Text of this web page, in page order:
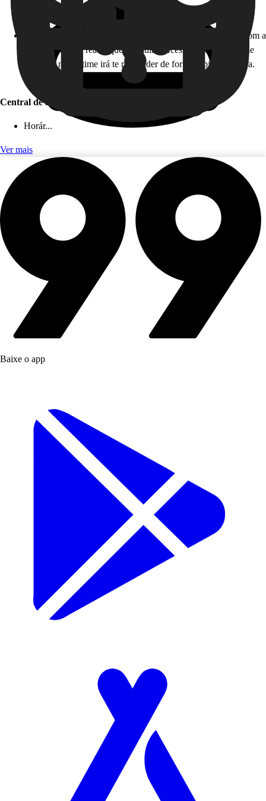
Horário de atendimento: 24 horas, todos os dias!
Como funciona: caso você não esteja disponível para falar com a
gente em tempo real, fique tranquilo! Acesse nossa Central de
Ajuda, e nosso time irá te responder de forma rápida e segura.
Central de ajuda (app)
Horár...
Ver mais
Baixe o app